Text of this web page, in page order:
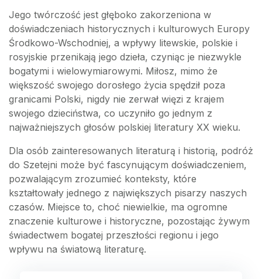
Jego twórczość jest głęboko zakorzeniona w
doświadczeniach historycznych i kulturowych Europy
Środkowo-Wschodniej, a wpływy litewskie, polskie i
rosyjskie przenikają jego dzieła, czyniąc je niezwykle
bogatymi i wielowymiarowymi. Miłosz, mimo że
większość swojego dorosłego życia spędził poza
granicami Polski, nigdy nie zerwał więzi z krajem
swojego dzieciństwa, co uczyniło go jednym z
najważniejszych głosów polskiej literatury XX wieku.
Dla osób zainteresowanych literaturą i historią, podróż
do Szetejni może być fascynującym doświadczeniem,
pozwalającym zrozumieć konteksty, które
kształtowały jednego z największych pisarzy naszych
czasów. Miejsce to, choć niewielkie, ma ogromne
znaczenie kulturowe i historyczne, pozostając żywym
świadectwem bogatej przeszłości regionu i jego
wpływu na światową literaturę.